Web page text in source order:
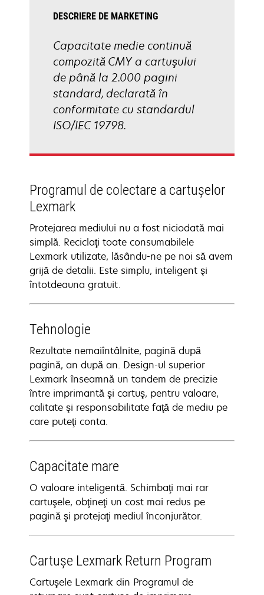
DESCRIERE DE MARKETING
Capacitate medie continuă
compozită CMY a cartuşului
de până la 2.000 pagini
standard, declarată în
conformitate cu standardul
ISO/IEC 19798.
Programul de colectare a cartuşelor
Lexmark
Protejarea mediului nu a fost niciodată mai
simplă. Reciclaţi toate consumabilele
Lexmark utilizate, lăsându-ne pe noi să avem
grijă de detalii. Este simplu, inteligent şi
întotdeauna gratuit.
Tehnologie
Rezultate nemaiîntâlnite, pagină după
pagină, an după an. Design-ul superior
Lexmark înseamnă un tandem de precizie
între imprimantă şi cartuş, pentru valoare,
calitate şi responsabilitate faţă de mediu pe
care puteţi conta.
Capacitate mare
O valoare inteligentă. Schimbaţi mai rar
cartuşele, obţineţi un cost mai redus pe
pagină şi protejaţi mediul înconjurător.
Cartuşe Lexmark Return Program
Cartuşele Lexmark din Programul de